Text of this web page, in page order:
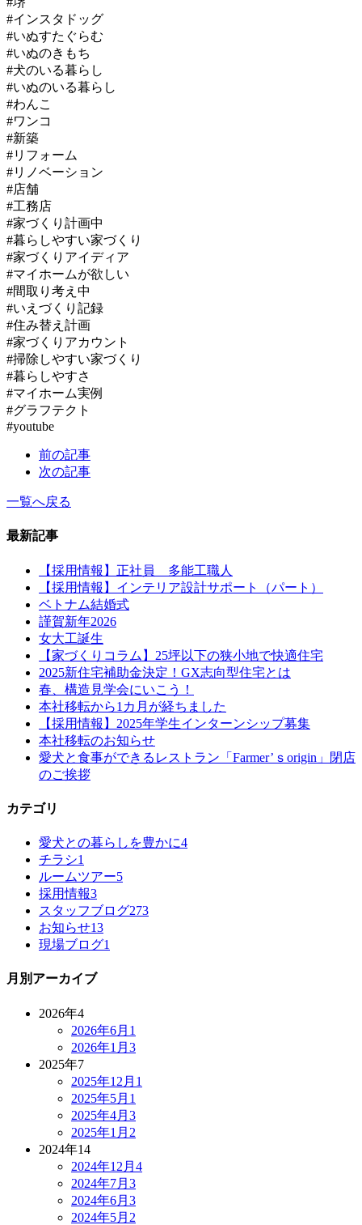
#インスタドッグ
#いぬすたぐらむ
#いぬのきもち
#犬のいる暮らし
#いぬのいる暮らし
#わんこ
#ワンコ
#新築
#リフォーム
#リノベーション
#店舗
#工務店
#家づくり計画中
#暮らしやすい家づくり
#家づくりアイディア
#マイホームが欲しい
#間取り考え中
​#いえづくり記録
#住み替え計画
#家づくりアカウント
#掃除しやすい家づくり
#暮らしやすさ
#マイホーム実例
#グラフテクト
#youtube
前の記事
次の記事
一覧へ戻る
最新記事
【採用情報】正社員 多能工職人
【採用情報】インテリア設計サポート（パート）
ベトナム結婚式
謹賀新年2026
女大工誕生
【家づくりコラム】25坪以下の狭小地で快適住宅
2025新住宅補助金決定！GX志向型住宅とは
春、構造見学会にいこう！
本社移転から1カ月が経ちました
【採用情報】2025年学生インターンシップ募集
本社移転のお知らせ
愛犬と食事ができるレストラン「Farmer’ｓorigin」閉店
のご挨拶
カテゴリ
愛犬との暮らしを豊かに4
チラシ1
ルームツアー5
採用情報3
スタッフブログ273
お知らせ13
現場ブログ1
月別アーカイブ
2026年4
2026年6月 1
2026年1月 3
2025年7
2025年12月 1
2025年5月 1
2025年4月 3
2025年1月 2
2024年14
2024年12月 4
2024年7月 3
2024年6月 3
2024年5月 2